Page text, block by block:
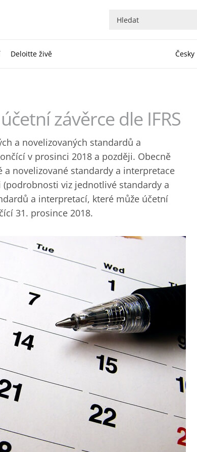
Deloitte živě Česky
závěrce dle IFRS
a novelizovaných standardů a
v prosinci 2018 a později. Obecně
novelizované standardy a interpretace
viz jednotlivé standardy a
a interpretací, které může účetní
31. prosince 2018.